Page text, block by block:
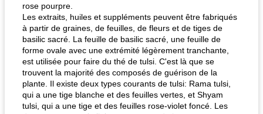
rose pourpre.
Les extraits, huiles et suppléments peuvent être fabriqués
à partir de graines, de feuilles, de fleurs et de tiges de
basilic sacré. La feuille de basilic sacré, une feuille de
forme ovale avec une extrémité légèrement tranchante,
est utilisée pour faire du thé de tulsi. C'est là que se
trouvent la majorité des composés de guérison de la
plante. Il existe deux types courants de tulsi: Rama tulsi,
qui a une tige blanche et des feuilles vertes, et Shyam
tulsi, qui a une tige et des feuilles rose-violet foncé. Les